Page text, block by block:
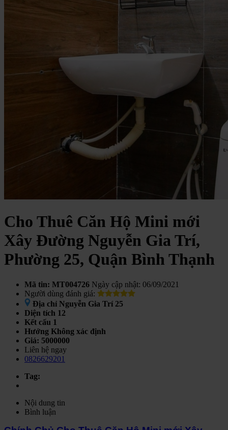
Cho Thuê Căn Hộ Mini mới
Xây Đường Nguyễn Gia Trí,
Phường 25, Quận Bình Thạnh
Mã tin: MT004726 Ngày cập nhật: 06/09/2021
Người dùng đánh giá:
Địa chỉ Nguyễn Gia Trí 25
Diện tích 12
Kết cấu 1
Hướng Không xác định
Giá: 5000000
Liên hệ ngay
0826629201
Tag:
Nội dung tin
Bình luận